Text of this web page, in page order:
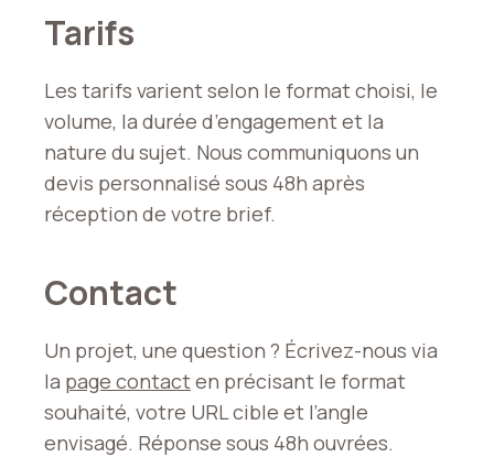
Tarifs
Les tarifs varient selon le format choisi, le
volume, la durée d’engagement et la
nature du sujet. Nous communiquons un
devis personnalisé sous 48h après
réception de votre brief.
Contact
Un projet, une question ? Écrivez-nous via
la page contacten précisant le format
souhaité, votre URL cible et l’angle
envisagé. Réponse sous 48h ouvrées.